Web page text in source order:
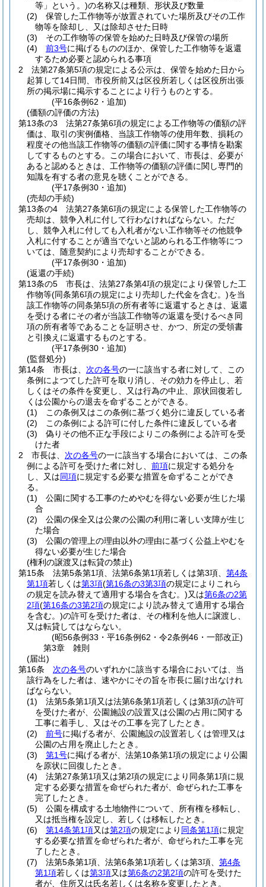
等」という。)の名称又は種類、形状及び数量
(2)
保管した工作物等が放置されていた場所及びその工作
物等を除却し、又は除却させた日時
(3)
その工作物等の保管を始めた日時及び保管の場所
(4)
前3号に掲げるもののほか、保管した工作物等を返還
するため必要と認められる事項
2
法第27条第5項の規定による公示は、保管を始めた日から
起算して14日間、市役所前又は区役所若しくは区役所出張
所の掲示場に掲示することにより行うものとする。
(平16条例62・追加)
(価額の評価の方法)
第13条の3
法第27条第6項の規定による工作物等の価額の評
価は、取引の実例価格、当該工作物等の使用年数、損耗の
程度その他当該工作物等の価額の評価に関する事情を勘案
してするものとする。
この場合において、市長は、必要が
あると認めるときは、工作物等の価額の評価に関し専門的
知識を有する者の意見を聴くことができる。
(平17条例30・追加)
(売却の手続)
第13条の4
法第27条第6項の規定による保管した工作物等の
売却は、競争入札に付して行わなければならない。 ただ
し、競争入札に付しても入札者がない工作物等その他競争
入札に付することが適当でないと認められる工作物等につ
いては、随意契約により売却することができる。
(平17条例30・追加)
(返還の手続)
第13条の5
市長は、法第27条第4項の規定により保管した工
作物等(同条第6項の規定により売却した代金を含む。)を当
該工作物等の同条第5項の所有者等に返還するときは、返還
を受ける者にその者が当該工作物等の返還を受けるべき同
項の所有者等であることを証明させ、かつ、所定の受領書
と引換えに返還するものとする。
(平17条例30・追加)
(監督処分)
第14条
市長は、 次の各号の一に該当する者に対して、この
条例によつてした許可を取り消し、その効力を停止し、若
しくはその条件を変更し、又は行為の中止、原状回復若し
くは公園からの退去を命ずることができる。
(1)
この条例又はこの条例に基づく処分に違反している者
(2)
この条例による許可に付した条件に違反している者
(3)
偽りその他不正な手段によりこの条例による許可を受
けた者
2
市長は、 次の各号の一に該当する場合においては、この条
例による許可を受けた者に対し、 前項に規定する処分を
し、又は同項に規定する必要な措置を命ずることができ
る。
(1)
公園に関する工事のためやむを得ない必要が生じた場
合
(2)
公園の保全又は公衆の公園の利用に著しい支障が生じ
た場合
(3)
公園の管理上の理由以外の理由に基づく公益上やむを
得ない必要が生じた場合
(権利の譲渡又は転貸の禁止)
第15条
法第5条第1項、法第6条第1項若しくは第3項、 第4条
第1項若しくは第3項(第16条の3第3項の規定によりこれら
の規定を読み替えて適用する場合を含む。)又は第6条の2第
2項(第16条の3第2項の規定により読み替えて適用する場合
を含む。)の許可を受けた者は、その権利を他人に譲渡し、
又は転貸してはならない。
(昭56条例33・平16条例62・令2条例46・一部改正)
第3章
雑則
(届出)
第16条
次の各号のいずれかに該当する場合においては、当
該行為をした者は、速やかにその旨を市長に届け出なけれ
ばならない。
(1)
法第5条第1項又は法第6条第1項若しくは第3項の許可
を受けた者が、公園施設の設置又は公園の占用に関する
工事に着手し、又はその工事を完了したとき。
(2)
前号に掲げる者が、公園施設の設置若しくは管理又は
公園の占用を廃止したとき。
(3)
第1号に掲げる者が、法第10条第1項の規定により公園
を原状に回復したとき。
(4)
法第27条第1項又は第2項の規定により同条第1項に規
定する必要な措置を命ぜられた者が、命ぜられた工事を
完了したとき。
(5)
公園を構成する土地物件について、所有権を移転し、
又は抵当権を設定し、若しくは移転したとき。
(6)
第14条第1項又は第2項の規定により 同条第1項に規定
する必要な措置を命ぜられた者が、命ぜられた工事を完
了したとき。
(7)
法第5条第1項、法第6条第1項若しくは第3項、 第4条
第1項若しくは第3項又は第6条の2第2項の許可を受けた
者が、住所又は氏名若しくは名称を変更したとき。